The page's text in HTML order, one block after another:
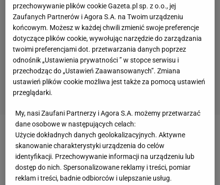
Zobacz wideoWielka piłka po 26 latach wróciła do
Spodka! Legendy na murawie
Krzysztof Piątek ratuje karierę
przechowywanie plików cookie Gazeta.pl sp. z o.o., jej
Zaufanych Partnerów i Agora S.A. na Twoim urządzeniu
końcowym. Możesz w każdej chwili zmienić swoje preferencje
dotyczące plików cookie, wywołując narzędzie do zarządzania
twoimi preferencjami dot. przetwarzania danych poprzez
odnośnik „Ustawienia prywatności ” w stopce serwisu i
przechodząc do „Ustawień Zaawansowanych”. Zmiana
ustawień plików cookie możliwa jest także za pomocą ustawień
przeglądarki.
My, nasi Zaufani Partnerzy i Agora S.A. możemy przetwarzać
dane osobowe w następujących celach:
Użycie dokładnych danych geolokalizacyjnych. Aktywne
skanowanie charakterystyki urządzenia do celów
identyfikacji. Przechowywanie informacji na urządzeniu lub
dostęp do nich. Spersonalizowane reklamy i treści, pomiar
reklam i treści, badnie odbiorców i ulepszanie usług.